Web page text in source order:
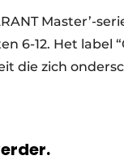
Master’-
6-12. Het label
die zich